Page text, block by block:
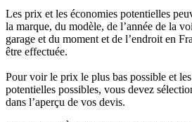
Les prix et les économies potentielles
la marque, du modèle, de l’année de la
garage et du moment et de l’endroit en
être effectuée.
Pour voir le prix le plus bas possible et
potentielles possibles, vous devez
dans l’aperçu de vos devis.